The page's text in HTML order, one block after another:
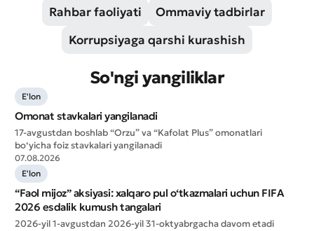
Rahbar faoliyati
Ommaviy tadbirlar
Korrupsiyaga qarshi kurashish
So'ngi yangiliklar
E'lon
Omonat stavkalari yangilanadi
17-avgustdan boshlab “Orzu” va “Kafolat Plus” omonatlari
bo‘yicha foiz stavkalari yangilanadi
07.08.2026
E'lon
“Faol mijoz” aksiyasi: xalqaro pul o‘tkazmalari uchun FIFA
2026 esdalik kumush tangalari
2026-yil 1-avgustdan 2026-yil 31-oktyabrgacha davom etadi